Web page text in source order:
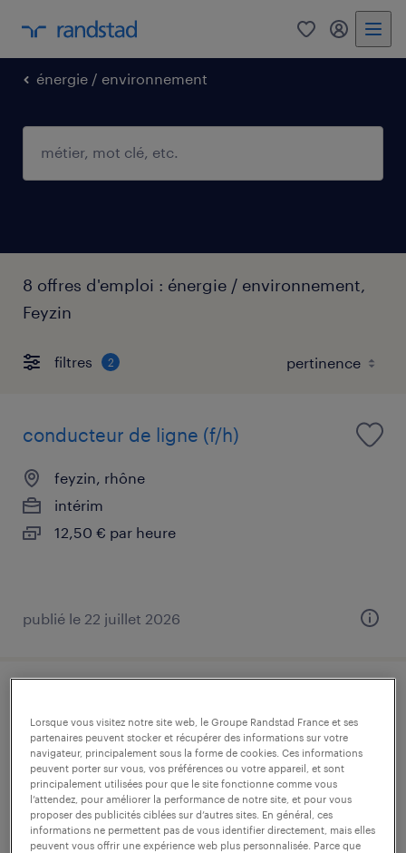
0 mon
énergie / environnement
8 offres d'emploi : énergie / environnement,
Feyzin
filtres 2
conducteur de ligne (f/h)
feyzin, rhône
intérim
12,50 € par heure
publié le 22 juillet 2026
feyzin, rhône
intérim
2 500 € par mois
Lorsque vous visitez notre site web, le Groupe Randstad France et ses
partenaires peuvent stocker et récupérer des informations sur votre
navigateur, principalement sous la forme de cookies. Ces informations
peuvent porter sur vous, vos préférences ou votre appareil, et sont
principalement utilisées pour que le site fonctionne comme vous
l’attendez, pour améliorer la performance de notre site, et pour vous
proposer des publicités ciblées sur d’autres sites. En général, ces
informations ne permettent pas de vous identifier directement, mais elles
peuvent vous offrir une expérience web plus personnalisée. Parce que